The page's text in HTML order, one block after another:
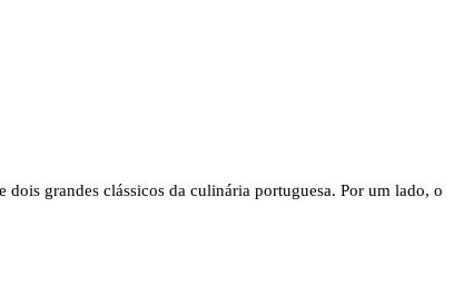
grandes clássicos da culinária portuguesa. Por um lado, o